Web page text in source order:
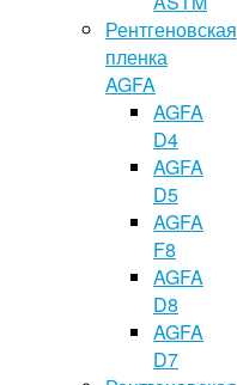
Рентгеновская
пленка
AGFA
AGFA
D4
AGFA
D5
AGFA
F8
AGFA
D8
AGFA
D7